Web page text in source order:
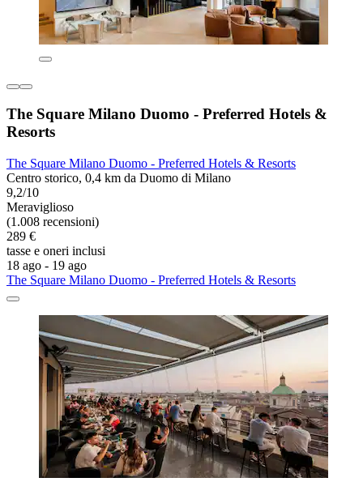
The Square Milano Duomo - Preferred Hotels &
Resorts
The Square Milano Duomo - Preferred Hotels & Resorts
Centro storico, 0,4 km da Duomo di Milano
9,2/10
Meraviglioso
(1.008 recensioni)
289 €
tasse e oneri inclusi
18 ago - 19 ago
The Square Milano Duomo - Preferred Hotels & Resorts